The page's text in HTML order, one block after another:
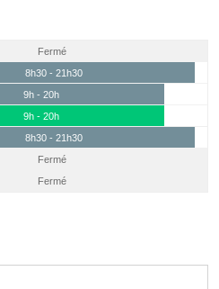
Fermé
8h30 - 21h30
9h - 20h
9h - 20h
8h30 - 21h30
Fermé
Fermé